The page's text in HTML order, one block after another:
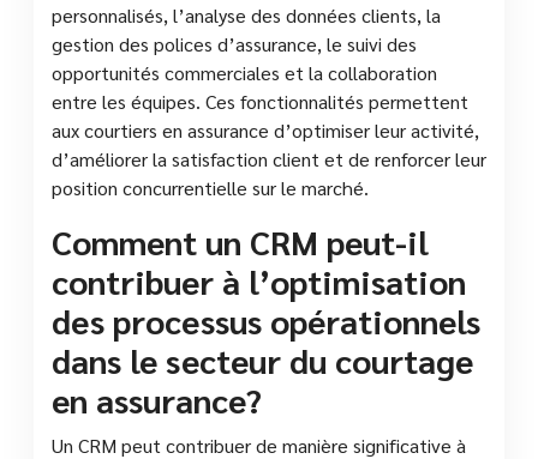
personnalisés, l’analyse des données clients, la
gestion des polices d’assurance, le suivi des
opportunités commerciales et la collaboration
entre les équipes. Ces fonctionnalités permettent
aux courtiers en assurance d’optimiser leur activité,
d’améliorer la satisfaction client et de renforcer leur
position concurrentielle sur le marché.
Comment un CRM peut-il
contribuer à l’optimisation
des processus opérationnels
dans le secteur du courtage
en assurance?
Un CRM peut contribuer de manière significative à